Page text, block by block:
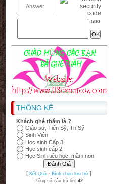
500
THỐNG KÊ
Khách ghé thăm là ?
Giáo sư, Tiến Sỹ, Th Sỹ
Sinh Viên
Học sinh Cấp 3
Học sinh cấp 2
Học Sinh tiểu học, mầm non
[Kết Quả ·Bình chọn lưu trữ ]
Tổng số câu trả lời:42